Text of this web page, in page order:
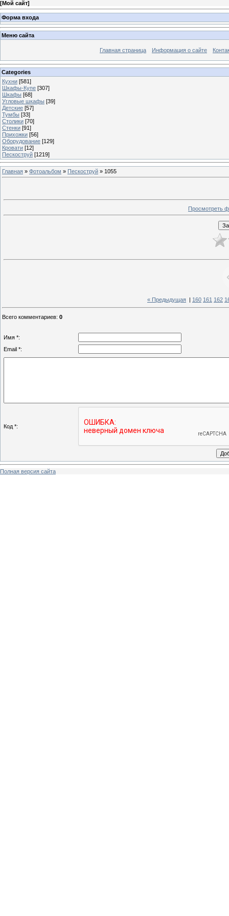
[Мой сайт]
Форма входа
Меню сайта
Главная страница Информация о сайте
Categories
Кухни [581]
Шкафы-Купе [307]
Шкафы [68]
Угловые шкафы [39]
Детские [57]
Тумбы [33]
Столики [70]
Стенки [91]
Прихожки [56]
Оборудование [129]
Кровати [12]
Пескоструй [1219]
Главная » Фотоальбом » Пескоструй » 1055
Просмотреть
« Предыдущая 160 161 162
Всего комментариев: 0
Имя *:
Email *:
Код *:
Полная версия сайта